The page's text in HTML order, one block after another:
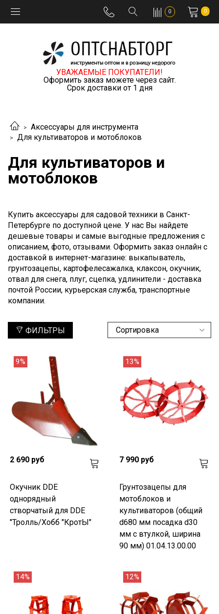
0 0
УВАЖАЕМЫЕ ПОКУПАТЕЛИ!
Оформить заказ можете через сайт.
Срок доставки от 1 дня
Аксессуары для инструмента
Для культиваторов и мотоблоков
Для культиваторов и
мотоблоков
Купить аксессуары для садовой техники в Санкт-
Петербурге по доступной цене. У нас Вы найдете
дешевые товары и самые выгодные предложения с
описанием, фото, отзывами. Оформить заказ онлайн с
доставкой в интернет-магазине: выкапыватель,
грунтозацепы, картофелесажалка, клаксон, окучник,
отвал для снега, плуг, сцепка, удлинители - доставка
почтой России, курьерская служба, транспортные
компании.
ФИЛЬТРЫ
9%
2 690 руб
Окучник DDE
однорядный
створчатый для DDE
"Тролль/Хобб "КротЫ"
13%
7 990 руб
Грунтозацепы для
мотоблоков и
культиваторов (общий
d680 мм посадка d30
мм с втулкой, ширина
90 мм) 01.04.13.00.00
14% 12%